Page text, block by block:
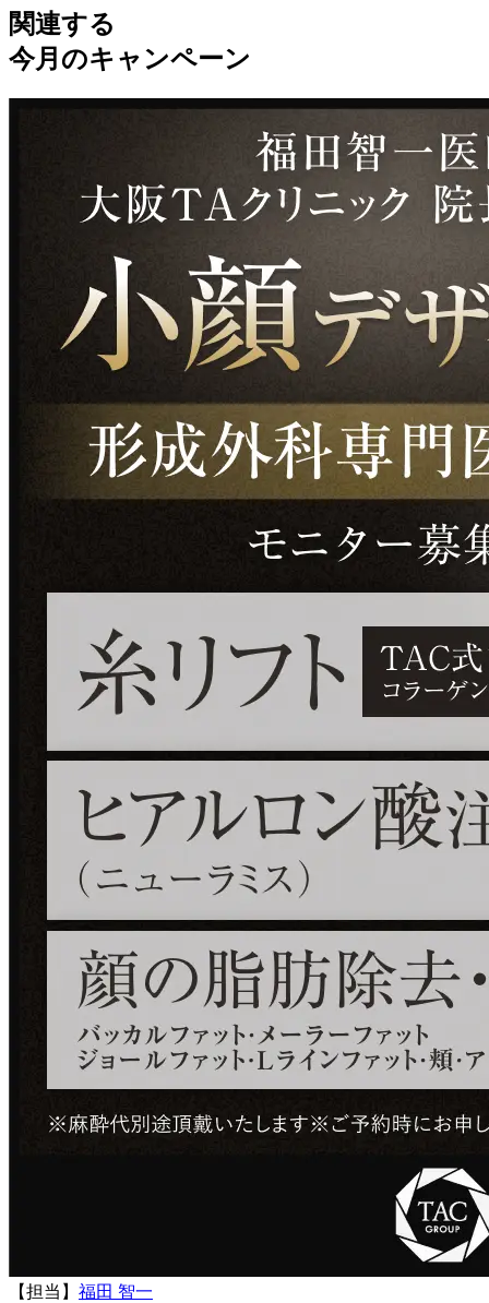
関連する
今月のキャンペーン
【担当】 福田 智一